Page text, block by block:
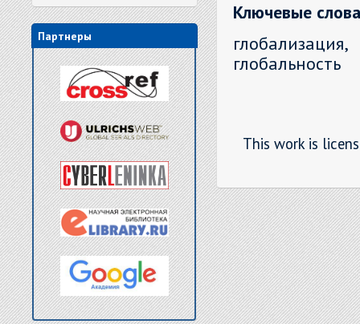
Партнеры
Ключевые
глобальность
This work is